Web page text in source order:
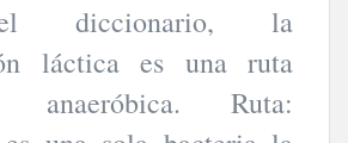
diccionario, la
láctica es una ruta
anaeróbica. Ruta: